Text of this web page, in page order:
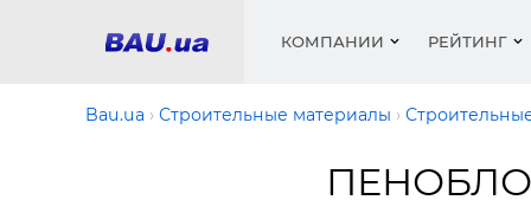
КОМПАНИИ
Окна
РЕЙТИНГ
Трубы,
Видео
Bau.ua Строительные материалы